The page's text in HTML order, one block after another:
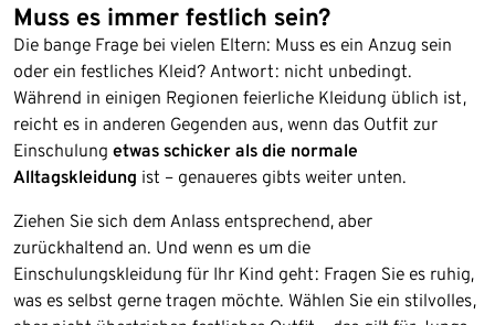
Muss es immer festlich sein?
Die bange Frage bei vielen Eltern: Muss es ein Anzug sein
oder ein festliches Kleid? Antwort: nicht unbedingt.
Während in einigen Regionen feierliche Kleidung üblich ist,
reicht es in anderen Gegenden aus, wenn das Outfit zur
Einschulung etwas schicker als die normale
Alltagskleidung ist – genaueres gibts weiter unten.
Ziehen Sie sich dem Anlass entsprechend, aber
zurückhaltend an. Und wenn es um die
Einschulungskleidung für Ihr Kind geht: Fragen Sie es ruhig,
was es selbst gerne tragen möchte. Wählen Sie ein stilvolles,